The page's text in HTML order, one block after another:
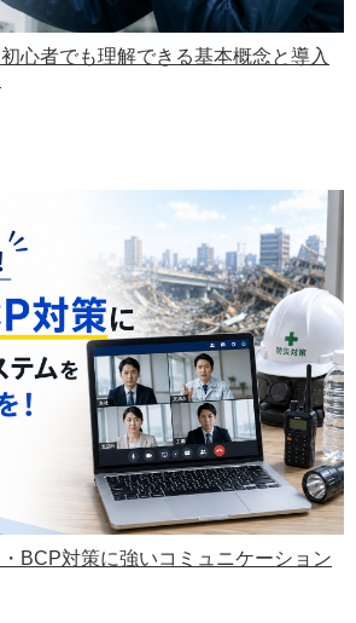
心者でも理解できる基本概念と導入
BCP対策に強いコミュニケーション